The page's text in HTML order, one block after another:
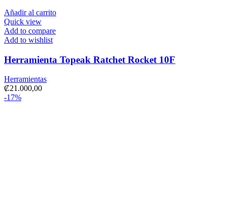
Añadir al carrito
Quick view
Add to compare
Add to wishlist
Herramienta Topeak Ratchet Rocket 10F
Herramientas
₡21.000,00
-17%